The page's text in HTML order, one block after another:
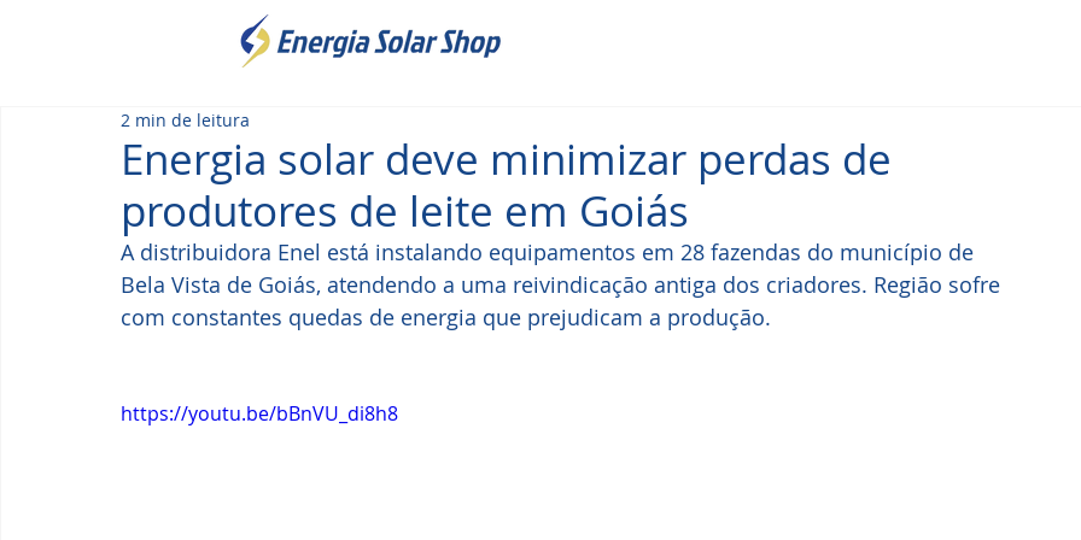
Energia solar deve minimizar perdas de
produtores de leite em Goiás
2 min de leitura
A distribuidora Enel está instalando equipamentos em 28 fazendas do município de
Bela Vista de Goiás, atendendo a uma reivindicação antiga dos criadores. Região sofre
com constantes quedas de energia que prejudicam a produção.
https://youtu.be/bBnVU_di8h8